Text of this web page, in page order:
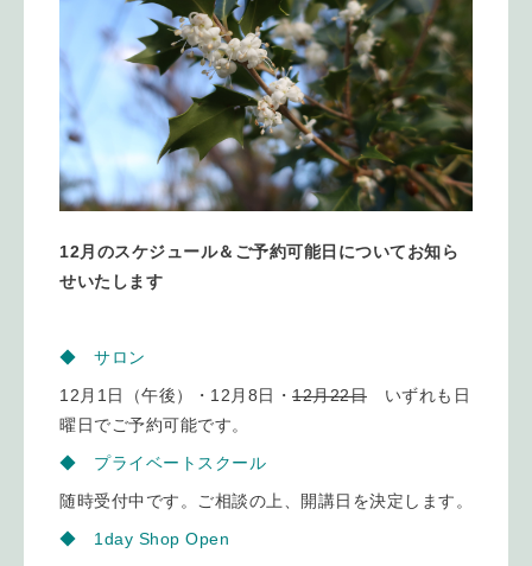
12月のスケジュール＆ご予約可能日についてお知ら
せいたします
◆ サロン
12月1日（午後）・12月8日・ 12月22日 いずれも日
曜日でご予約可能です。
◆ プライベートスクール
随時受付中です。ご相談の上、開講日を決定します。
◆ 1day Shop Open